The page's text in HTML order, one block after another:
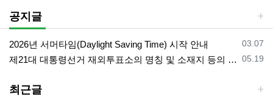
공지글
등록일
03.07
2026년 서머타임(Daylight Saving Time) 시작 안내
등록일
05.19
제21대 대통령선거 재외투표소의 명칭 및 소재지 등의 공고/올랜도 제외 투표소
최근글